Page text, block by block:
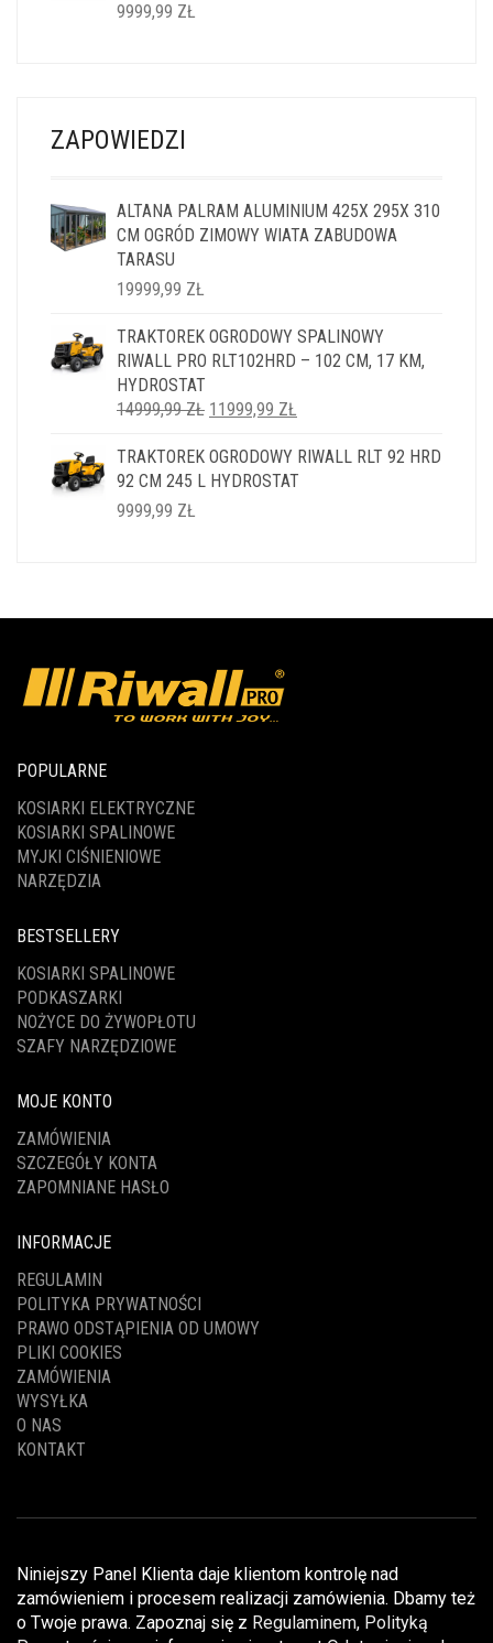
9999,99 ZŁ
ZAPOWIEDZI
ALTANA PALRAM ALUMINIUM 425X 295X 310
CM OGRÓD ZIMOWY WIATA ZABUDOWA
TARASU
19999,99 ZŁ
TRAKTOREK OGRODOWY SPALINOWY
RIWALL PRO RLT102HRD – 102 CM, 17 KM,
HYDROSTAT
14999,99ZŁ PIERWOTNA
WYNOSIŁA:
14999,99 ZŁ.
11999,99 ZŁ
WYNOSI:
11999,99 ZŁ.
TRAKTOREK OGRODOWY RIWALL RLT 92 HRD
92 CM 245 L HYDROSTAT
9999,99 ZŁ
POPULARNE
KOSIARKI ELEKTRYCZNE
KOSIARKI SPALINOWE
MYJKI CIŚNIENIOWE
NARZĘDZIA
BESTSELLERY
KOSIARKI SPALINOWE
PODKASZARKI
NOŻYCE DO ŻYWOPŁOTU
SZAFY NARZĘDZIOWE
MOJE KONTO
ZAMÓWIENIA
SZCZEGÓŁY KONTA
ZAPOMNIANE HASŁO
INFORMACJE
REGULAMIN
POLITYKA PRYWATNOŚCI
PRAWO ODSTĄPIENIA OD UMOWY
PLIKI COOKIES
ZAMÓWIENIA
WYSYŁKA
O NAS
KONTAKT
Niniejszy Panel Klienta daje klientom kontrolę nad
zamówieniem i procesem realizacji zamówienia. Dbamy też
o Twoje prawa. Zapoznaj się z Regulaminem, Polityką